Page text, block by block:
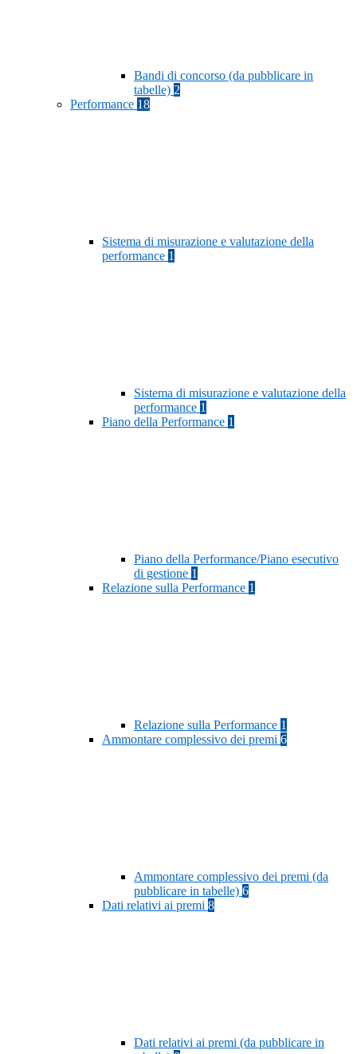
Bandi di concorso (da pubblicare in
tabelle) 2
Performance 18
Sistema di misurazione e valutazione della
performance 1
Sistema di misurazione e valutazione della
performance 1
Piano della Performance 1
Piano della Performance/Piano esecutivo
di gestione 1
Relazione sulla Performance 1
Relazione sulla Performance 1
Ammontare complessivo dei premi 6
Ammontare complessivo dei premi (da
pubblicare in tabelle) 6
Dati relativi ai premi 8
Dati relativi ai premi (da pubblicare in